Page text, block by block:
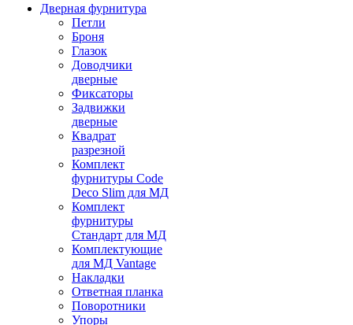
Дверная фурнитура
Петли
Броня
Глазок
Доводчики
дверные
Фиксаторы
Задвижки
дверные
Квадрат
разрезной
Комплект
фурнитуры Code
Deco Slim для МД
Комплект
фурнитуры
Стандарт для МД
Комплектующие
для МД Vantage
Накладки
Ответная планка
Поворотники
Упоры